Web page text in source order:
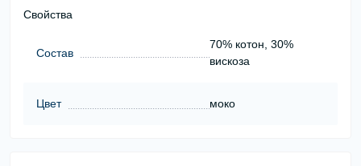
Свойства
Состав
70% котон, 30%
вискоза
Цвет моко